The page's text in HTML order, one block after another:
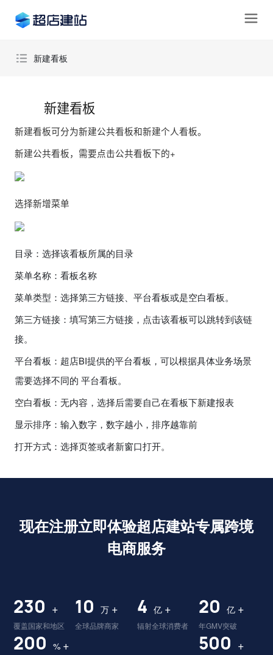
新建看板
新建看板
新建看板
新建看板可分为新建公共看板和新建个人看板。
新建公共看板，需要点击公共看板下的+
选择新增菜单
目录：选择该看板所属的目录
菜单名称：看板名称
菜单类型：选择第三方链接、平台看板或是空白看板。
第三方链接：填写第三方链接，点击该看板可以跳转到该链
接。
平台看板：超店BI提供的平台看板，可以根据具体业务场景
需要选择不同的 平台看板。
空白看板：无内容，选择后需要自己在看板下新建报表
显示排序：输入数字，数字越小，排序越靠前
打开方式：选择页签或者新窗口打开。
现在注册立即体验超店建站专属跨境
电商服务
230 +
覆盖国家和地区
10 万 +
全球品牌商家
4 亿 +
辐射全球消费者
20 亿 +
年GMV突破
200 % + 500 +